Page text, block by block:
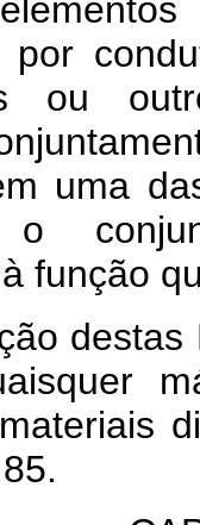
ou
uma
função